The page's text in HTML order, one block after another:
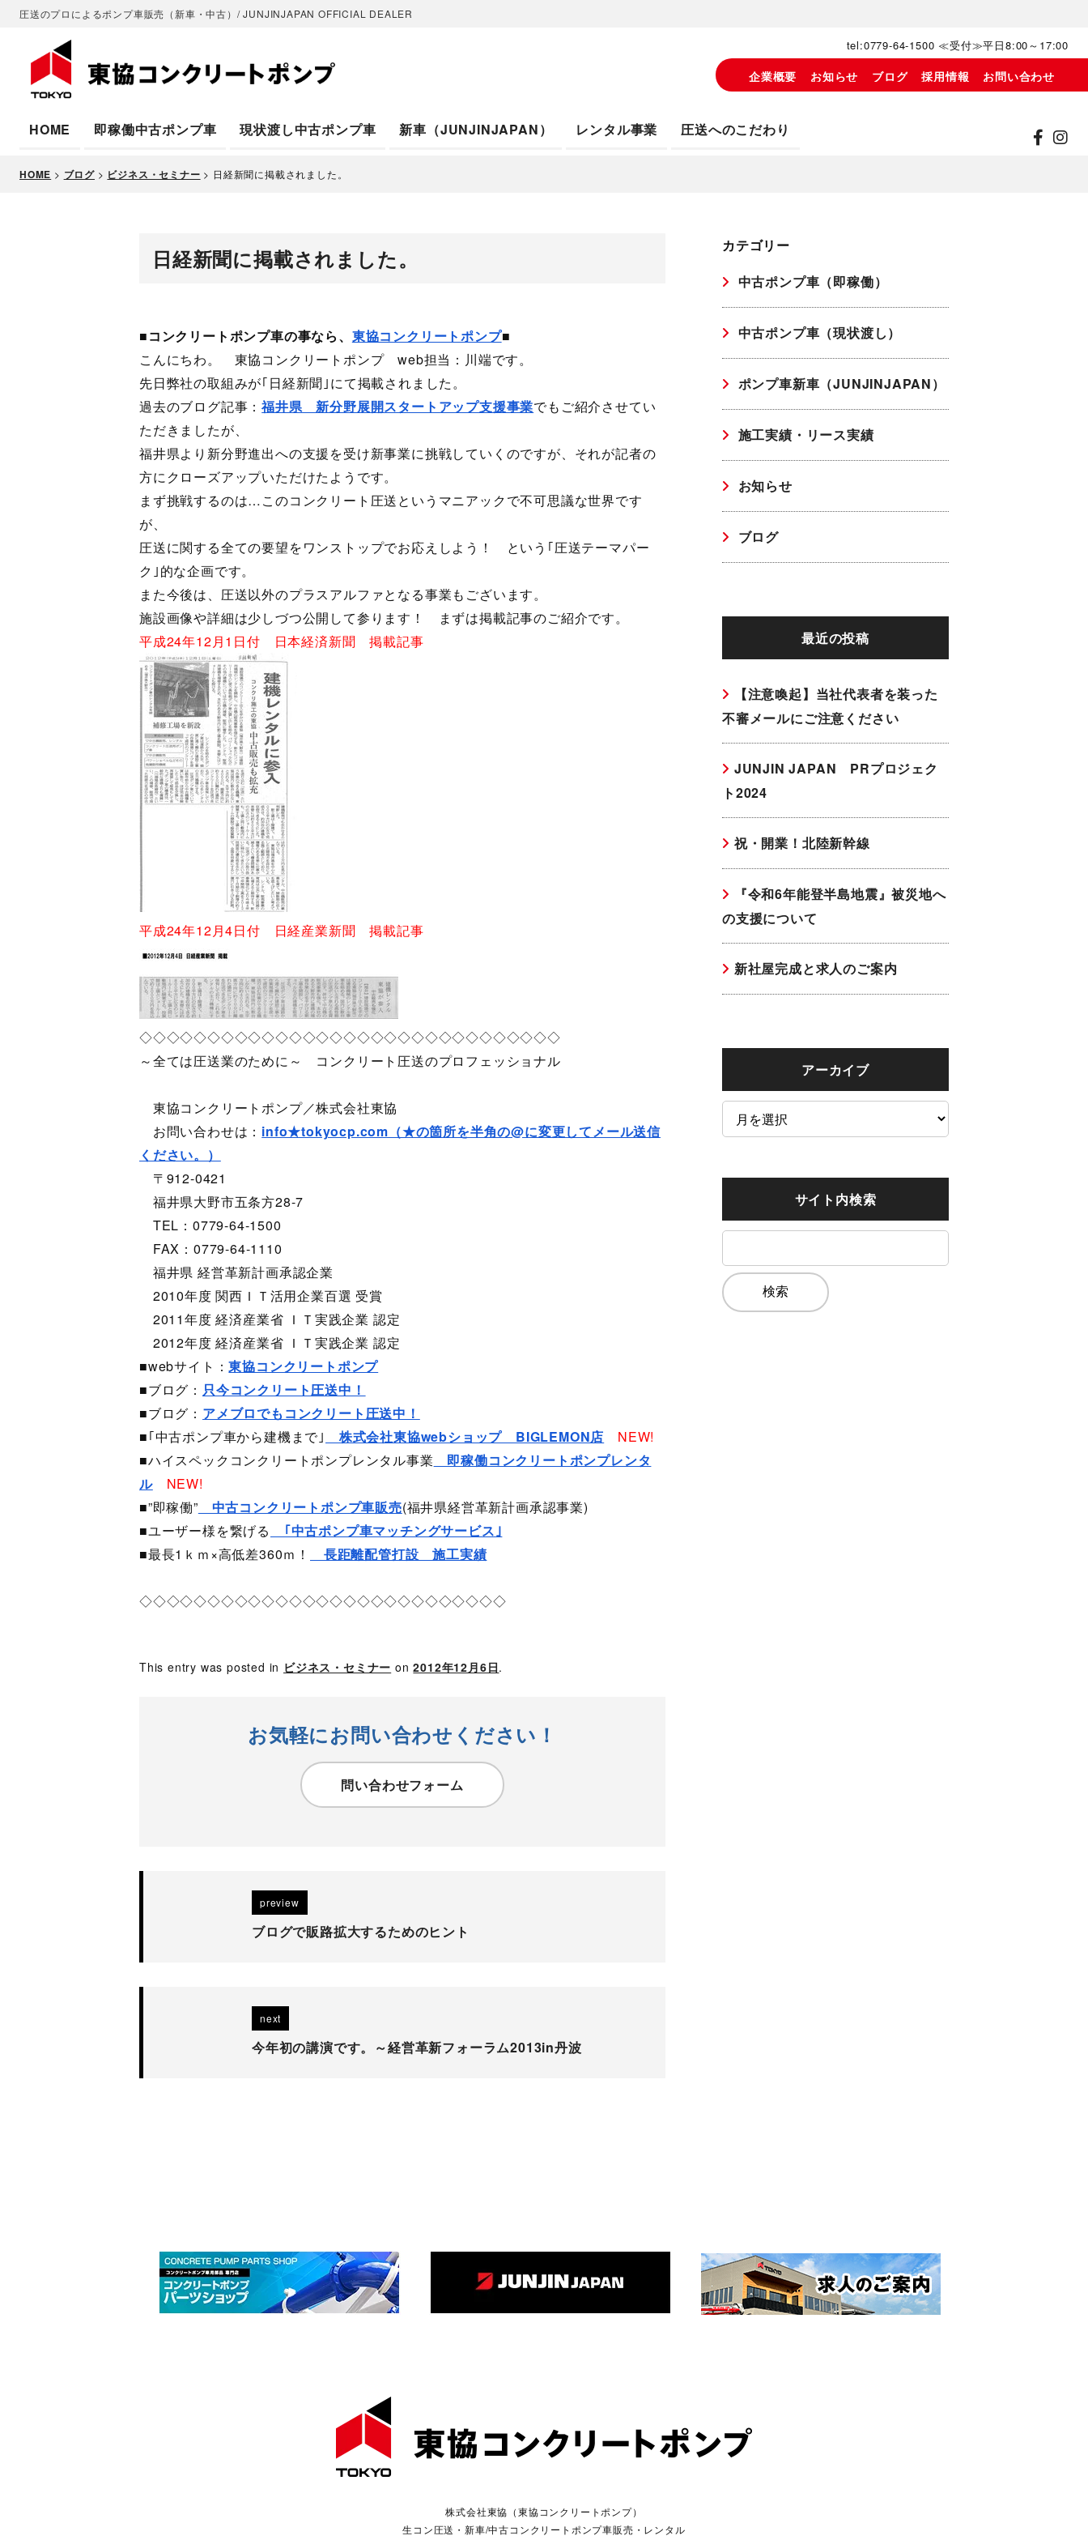
圧送のプロによるポンプ車販売（新車・中古）/ JUNJINJAPAN OFFICIAL DEALER
tel:0779-64-1500 ≪受付≫平日8:00～17:00
企業概要 お知らせ ブログ 採用情報 お問い合わせ
HOME 即稼働中古ポンプ車 現状渡し中古ポンプ車 新車（JUNJINJAPAN） レンタル事業 圧送へのこだわり
HOME > ブログ > ビジネス・セミナー > 日経新聞に掲載されました。
日経新聞に掲載されました。
■コンクリートポンプ車の事なら、 東協コンクリートポンプ■
こんにちわ。 東協コンクリートポンプ web担当：川端です。
先日弊社の取組みが｢日経新聞｣にて掲載されました。
過去のブログ記事：福井県 新分野展開スタートアップ支援事業でもご紹介させてい
ただきましたが、
福井県より新分野進出への支援を受け新事業に挑戦していくのですが、それが記者の
方にクローズアップいただけたようです。
まず挑戦するのは…このコンクリート圧送というマニアックで不可思議な世界です
が、
圧送に関する全ての要望をワンストップでお応えしよう！ という｢圧送テーマパー
ク｣的な企画です。
また今後は、圧送以外のプラスアルファとなる事業もございます。
施設画像や詳細は少しづつ公開して参ります！ まずは掲載記事のご紹介です。
平成24年12月1日付 日本経済新聞 掲載記事
平成24年12月4日付 日経産業新聞 掲載記事
◇◇◇◇◇◇◇◇◇◇◇◇◇◇◇◇◇◇◇◇◇◇◇◇◇◇◇◇◇◇◇
～全ては圧送業のために～ コンクリート圧送のプロフェッショナル
東協コンクリートポンプ／株式会社東協
お問い合わせは： info★tokyocp.com（★の箇所を半角の@に変更してメール送信
ください。）
〒912-0421
福井県大野市五条方28-7
TEL：0779-64-1500
FAX：0779-64-1110
福井県 経営革新計画承認企業
2010年度 関西ＩＴ活用企業百選 受賞
2011年度 経済産業省 ＩＴ実践企業 認定
2012年度 経済産業省 ＩＴ実践企業 認定
■webサイト：東協コンクリートポンプ
■ブログ： 只今コンクリート圧送中！
■ブログ： アメブロでもコンクリート圧送中！
■｢中古ポンプ車から建機まで｣
株式会社東協webショップ BIGLEMON店
NEW!
■ハイスペックコンクリートポンプレンタル事業 即稼働コンクリートポンプレンタ
ル
NEW!
■”即稼働” 中古コンクリートポンプ車販売(福井県経営革新計画承認事業)
■ユーザー様を繋げる
｢中古ポンプ車マッチングサービス｣
■最長1ｋｍ×高低差360ｍ！
長距離配管打設 施工実績
◇◇◇◇◇◇◇◇◇◇◇◇◇◇◇◇◇◇◇◇◇◇◇◇◇◇◇
This entry was posted in ビジネス・セミナー on2012年12月6日.
お気軽にお問い合わせください！
問い合わせフォーム
preview
ブログで販路拡大するためのヒント
next
今年初の講演です。～経営革新フォーラム2013in丹波
カテゴリー
中古ポンプ車（即稼働）
中古ポンプ車（現状渡し）
ポンプ車新車（JUNJINJAPAN）
施工実績・リース実績
お知らせ
ブログ
最近の投稿
【注意喚起】当社代表者を装った
不審メールにご注意ください
JUNJIN JAPAN PRプロジェク
ト2024
祝・開業！北陸新幹線
『令和6年能登半島地震』被災地へ
の支援について
新社屋完成と求人のご案内
アーカイブ
ー
イ
サイト内検索
索:
株式会社東協（東協コンクリートポンプ）
生コン圧送・新車/中古コンクリートポンプ車販売・レンタル